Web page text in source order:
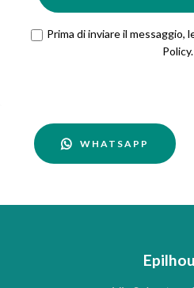
Prima di inviare il messaggio,
Policy.
WHATSAPP